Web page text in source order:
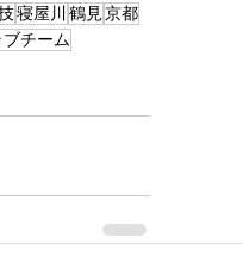
寝屋川 鶴見京都
チーム